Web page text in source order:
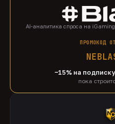
AI-аналитика спроса на
ПРОМОКОД
−15% на
пока